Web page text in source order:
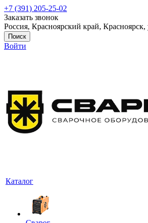
+7 (391) 205-25-02
Заказать звонок
Россия, Красноярский край,
Поиск
Войти
Каталог